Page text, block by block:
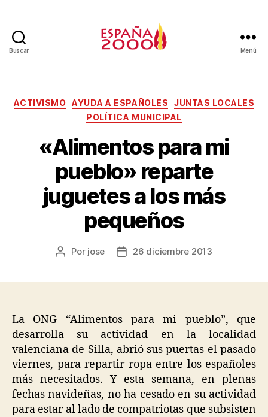
Buscar Menú
ACTIVISMO AYUDA A ESPAÑOLES
JUNTAS LOCALES
POLÍTICA MUNICIPAL
«Alimentos para mi
pueblo» reparte
juguetes a los más
pequeños
Por jose 26 diciembre 2013
La ONG “Alimentos para mi pueblo”, que
desarrolla su actividad en la localidad
valenciana de Silla, abrió sus puertas el pasado
viernes, para repartir ropa entre los españoles
más necesitados. Y esta semana, en plenas
fechas navideñas, no ha cesado en su actividad
para estar al lado de compatriotas que subsisten